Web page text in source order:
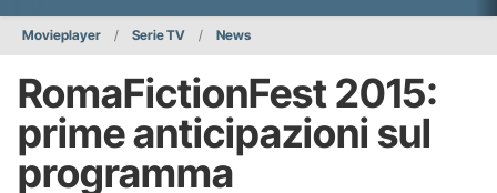
Movieplayer Serie TV News
RomaFictionFest 2015:
prime anticipazioni sul
programma